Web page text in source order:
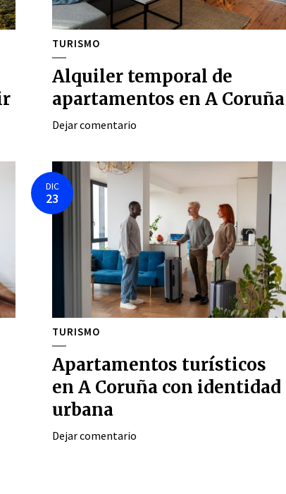
TURISMO
Alquiler temporal de
apartamentos en A Coruña
Dejar comentario
DIC
23
TURISMO
Apartamentos turísticos
en A Coruña con identidad
urbana
Dejar comentario